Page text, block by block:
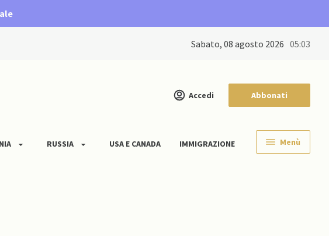
sabato, 08 agosto 2026 05:03
Accedi Abbonati
RUSSIA USA E CANADA IMMIGRAZIONE Menù